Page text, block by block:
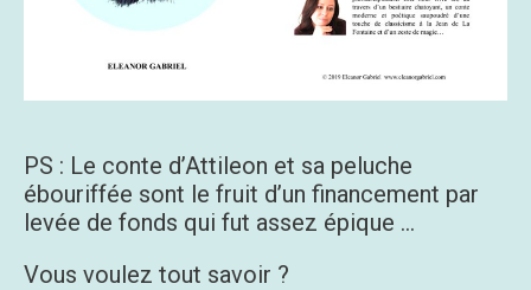
PS : Le conte d’Attileon et sa peluche
ébouriffée sont le fruit d’un financement par
levée de fonds qui fut assez épique …
Vous voulez tout savoir ?